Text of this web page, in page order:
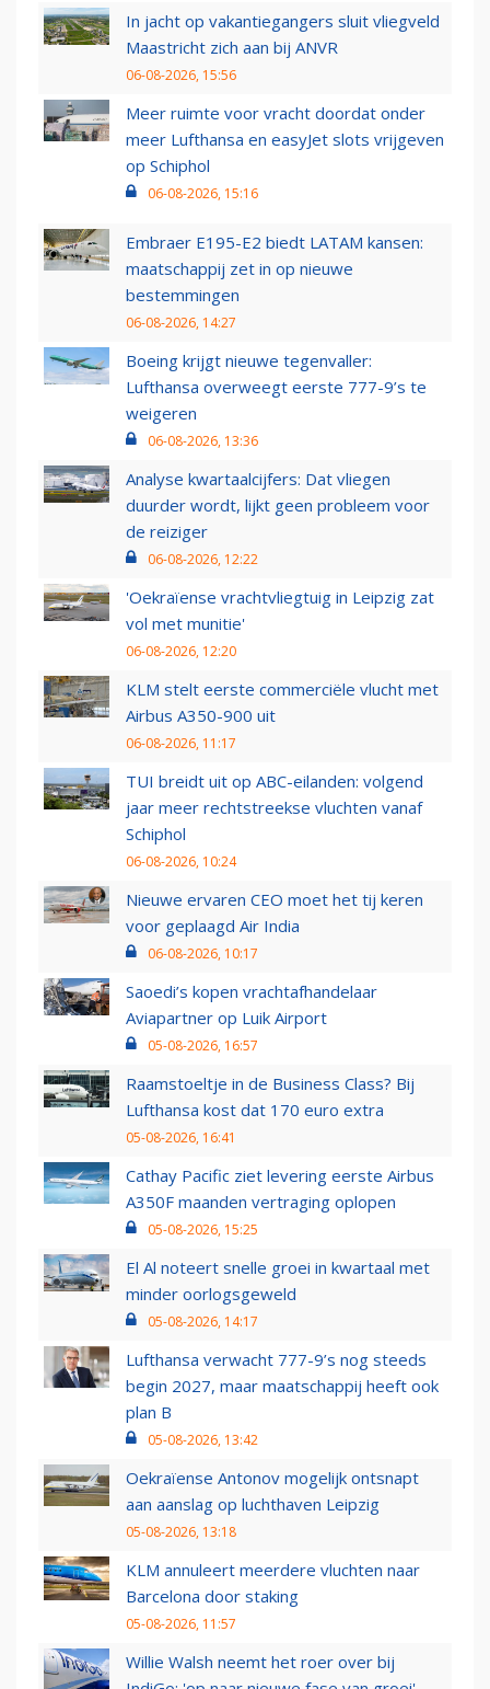
In jacht op vakantiegangers sluit vliegveld
Maastricht zich aan bij ANVR
06-08-2026, 15:56
Meer ruimte voor vracht doordat onder
meer Lufthansa en easyJet slots vrijgeven
op Schiphol
06-08-2026, 15:16
Embraer E195-E2 biedt LATAM kansen:
maatschappij zet in op nieuwe
bestemmingen
06-08-2026, 14:27
Boeing krijgt nieuwe tegenvaller:
Lufthansa overweegt eerste 777-9’s te
weigeren
06-08-2026, 13:36
Analyse kwartaalcijfers: Dat vliegen
duurder wordt, lijkt geen probleem voor
de reiziger
06-08-2026, 12:22
'Oekraïense vrachtvliegtuig in Leipzig zat
vol met munitie'
06-08-2026, 12:20
KLM stelt eerste commerciële vlucht met
Airbus A350-900 uit
06-08-2026, 11:17
TUI breidt uit op ABC-eilanden: volgend
jaar meer rechtstreekse vluchten vanaf
Schiphol
06-08-2026, 10:24
Nieuwe ervaren CEO moet het tij keren
voor geplaagd Air India
06-08-2026, 10:17
Saoedi’s kopen vrachtafhandelaar
Aviapartner op Luik Airport
05-08-2026, 16:57
Raamstoeltje in de Business Class? Bij
Lufthansa kost dat 170 euro extra
05-08-2026, 16:41
Cathay Pacific ziet levering eerste Airbus
A350F maanden vertraging oplopen
05-08-2026, 15:25
El Al noteert snelle groei in kwartaal met
minder oorlogsgeweld
05-08-2026, 14:17
Lufthansa verwacht 777-9’s nog steeds
begin 2027, maar maatschappij heeft ook
plan B
05-08-2026, 13:42
Oekraïense Antonov mogelijk ontsnapt
aan aanslag op luchthaven Leipzig
05-08-2026, 13:18
KLM annuleert meerdere vluchten naar
Barcelona door staking
05-08-2026, 11:57
Willie Walsh neemt het roer over bij